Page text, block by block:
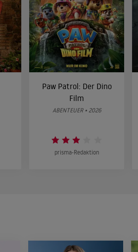
Paw Patrol: Der Dino
Film
ABENTEUER • 2026
prisma-Redaktion